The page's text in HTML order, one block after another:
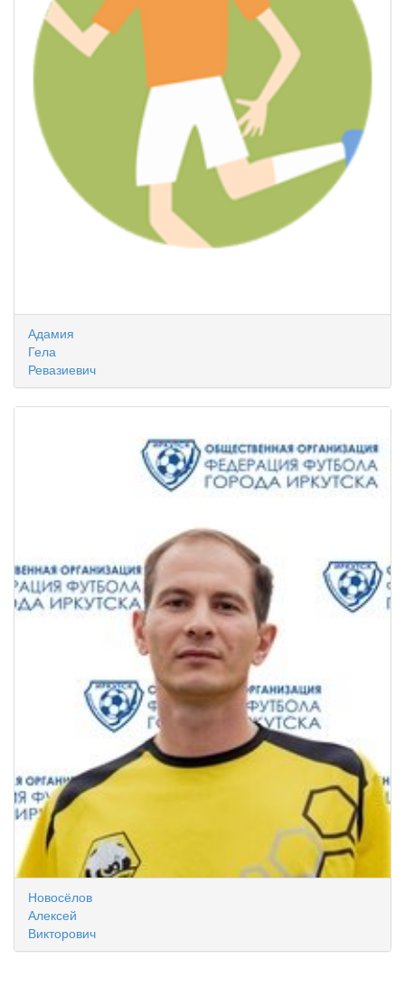
Адамия
Гела
Ревазиевич
Новосёлов
Алексей
Викторович